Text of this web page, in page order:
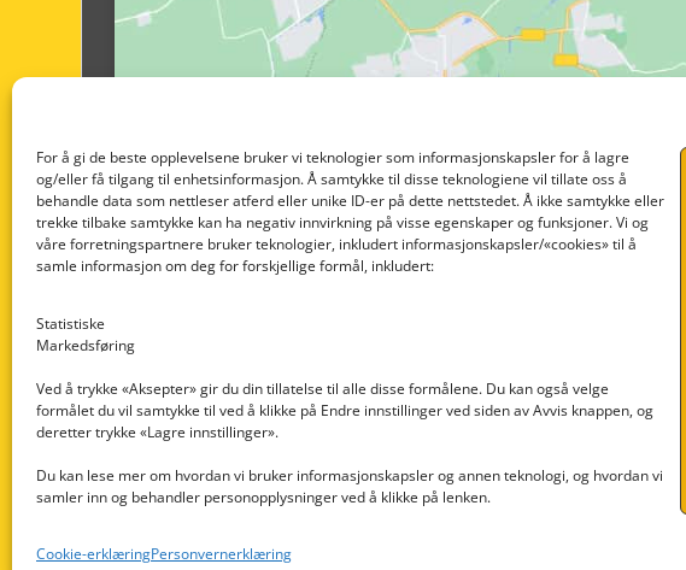
For å gi de beste opplevelsene bruker vi teknologier som informasjonskapsler for å lagre
og/eller få tilgang til enhetsinformasjon. Å samtykke til disse teknologiene vil tillate oss å
behandle data som nettleser atferd eller unike ID-er på dette nettstedet. Å ikke samtykke eller
trekke tilbake samtykke kan ha negativ innvirkning på visse egenskaper og funksjoner. Vi og
våre forretningspartnere bruker teknologier, inkludert informasjonskapsler/«cookies» til å
samle informasjon om deg for forskjellige formål, inkludert:
Statistiske
Markedsføring
Ved å trykke «Aksepter» gir du din tillatelse til alle disse formålene. Du kan også velge
formålet du vil samtykke til ved å klikke på Endre innstillinger ved siden av Avvis knappen, og
deretter trykke «Lagre innstillinger».
Du kan lese mer om hvordan vi bruker informasjonskapsler og annen teknologi, og hvordan vi
samler inn og behandler personopplysninger ved å klikke på lenken.
Cookie-erklæringPersonvernerklæring
Nedre Nøttveit 60, 5238 Rådal
Org. nr: 996430022